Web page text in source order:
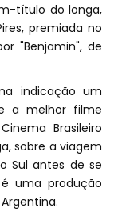
título do longa,
premiada no
"Benjamin", de
indicação um
a melhor filme
Brasileiro
sobre a viagem
Sul antes de se
uma produção